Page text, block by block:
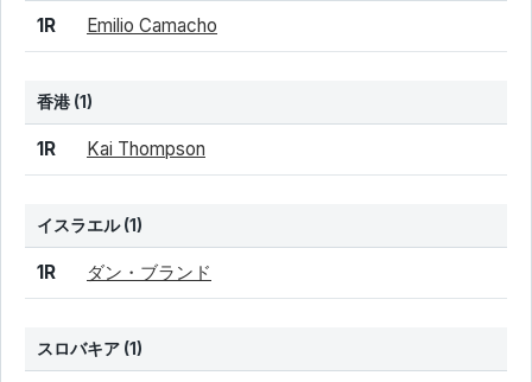
結果 シード 選手名
1R Emilio Camacho
香港 (1)
結果 シード 選手名
1R Kai Thompson
イスラエル(1)
結果 シード 選手名
1R ダン・ブランド
スロバキア (1)